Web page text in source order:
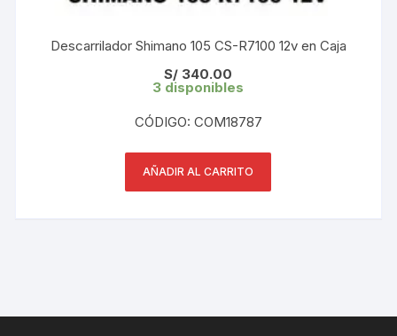
Descarrilador Shimano 105 CS-R7100 12v en Caja
S/ 340.00
3 disponibles
CÓDIGO: COM18787
AÑADIR AL CARRITO